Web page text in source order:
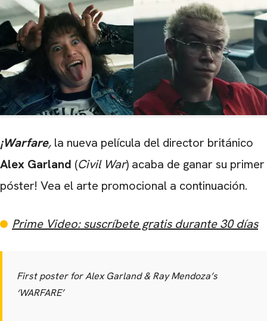
¡Warfare, la nueva película del director británico
Alex Garland (Civil War) acaba de ganar su primer
póster! Vea el arte promocional a continuación.
Prime Video: suscríbete gratis durante 30 días
First poster for Alex Garland & Ray Mendoza’s
‘WARFARE’